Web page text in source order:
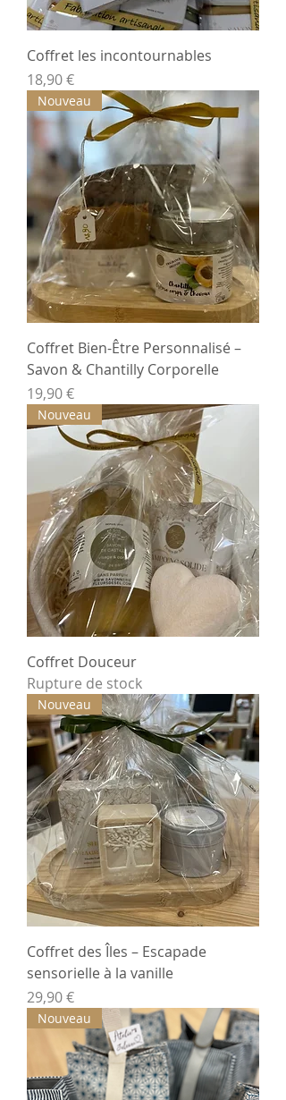
Coffret les incontournables
Prix
18,90 €
Nouveau
Coffret Bien-Être Personnalisé –
Savon & Chantilly Corporelle
Prix
19,90 €
Nouveau
Coffret Douceur
Rupture de stock
Nouveau
Coffret des Îles – Escapade
sensorielle à la vanille
Prix
29,90 €
Nouveau